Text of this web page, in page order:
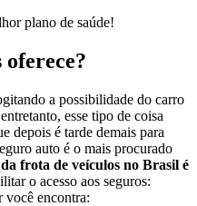
plano de saúde!
a possibilidade do carro
esse tipo de coisa
depois é tarde demais para
auto é o mais procurado
frota de veículos no Brasil é
o acesso aos seguros:
você encontra: